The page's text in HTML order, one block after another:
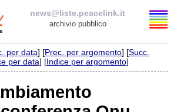
news@liste.peacelink.it
archivio pubblico
per data] [Prec. per argomento] [Succ.
per data] [Indice per argomento]